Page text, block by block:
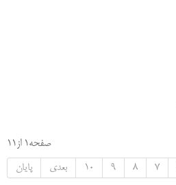
صفحه1 از11
7
8
9
10 بعدی پایان